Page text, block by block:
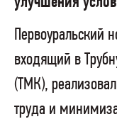
Первоуральский
входящий в
(ТМК),
труда и